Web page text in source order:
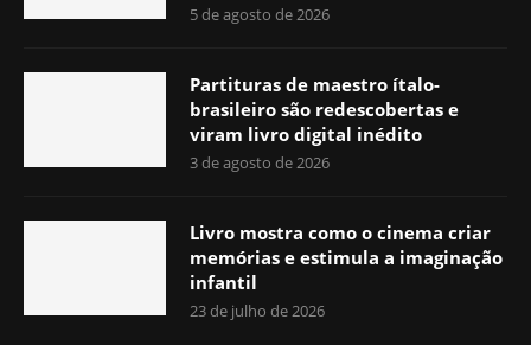
5 de agosto de 2026
Partituras de maestro ítalo-
brasileiro são redescobertas e
viram livro digital inédito
3 de agosto de 2026
Livro mostra como o cinema criar
memórias e estimula a imaginação
infantil
23 de julho de 2026